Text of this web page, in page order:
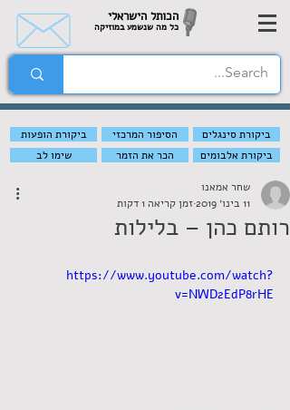
הכותל הישראלי
כל מה שנשמע במוזיקה
ביקורת הופעות הסיפור המרכזי
ביקורת סינגלים
שימו לב
הכר את הזמר ביקורת אלבומים
רותם כהן – בלילות
שחר אמאנו
11 בינו׳ 2019
זמן קריאה 1 דקות
https://www.youtube.com/watch?
v=NWD2EdP8rHE